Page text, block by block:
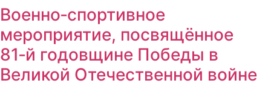
Военно‑спортивное
мероприятие, посвящённое
81‑й годовщине Победы в
Великой Отечественной войне